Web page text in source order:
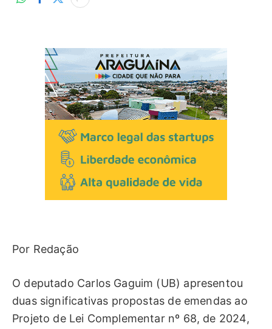
Por Redação
O deputado Carlos Gaguim (UB) apresentou
duas significativas propostas de emendas ao
Projeto de Lei Complementar nº 68, de 2024,